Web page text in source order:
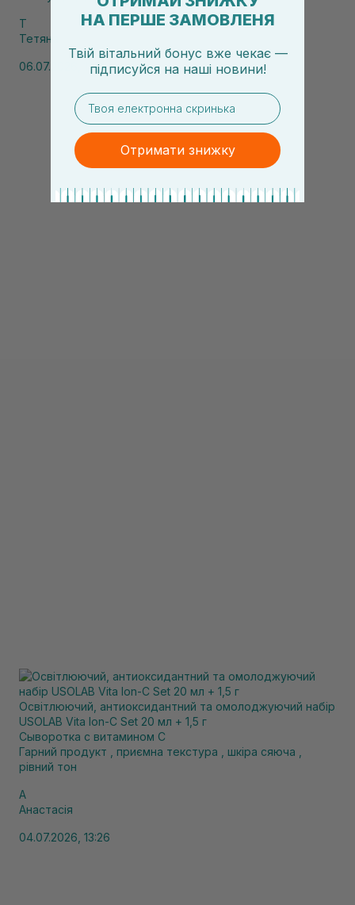
Т
Тетяна
06.07.2026, 11:51
Освітлюючий, антиоксидантний та омолоджуючий набір
USOLAB Vita Ion-C Set 20 мл + 1,5 г
Сыворотка с витамином С
Гарний продукт , приємна текстура , шкіра сяюча ,
рівний тон
А
Анастасія
04.07.2026, 13:26
НА ПЕРШЕ ЗАМОВЛЕНЯ
Твій вітальний бонус вже чекає —
підписуйся на наші новини!
email
Отримати знижку